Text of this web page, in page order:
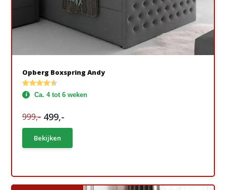
Opberg Boxspring Andy
Ca. 4 tot 6 weken
999,- 499,-
Bekijken